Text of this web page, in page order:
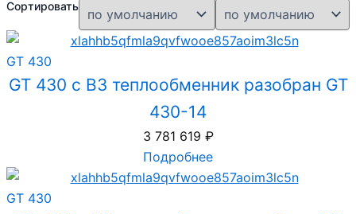
Сортировать
GT 430
GT 430 с B3 теплообменник разобран GT
430-14
3 781 619 ₽
Подробнее
GT 430